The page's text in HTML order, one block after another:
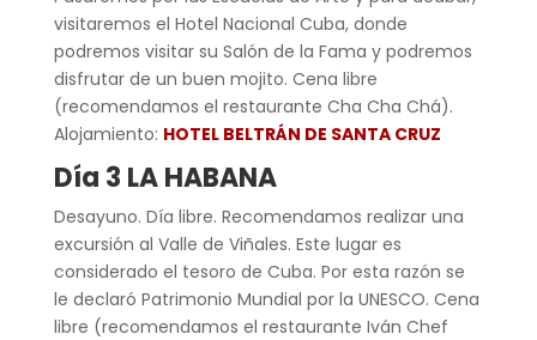
visitaremos el Hotel Nacional Cuba, donde
podremos visitar su Salón de la Fama y podremos
disfrutar de un buen mojito. Cena libre
(recomendamos el restaurante Cha Cha Chá).
Alojamiento: HOTEL BELTRÁN DE SANTA CRUZ
Día 3 LA HABANA
Desayuno. Día libre. Recomendamos realizar una
excursión al Valle de Viñales. Este lugar es
considerado el tesoro de Cuba. Por esta razón se
le declaró Patrimonio Mundial por la UNESCO. Cena
libre (recomendamos el restaurante Iván Chef